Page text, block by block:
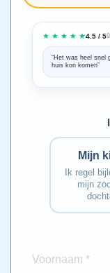
★ ★ ★ ★ ★4.5 / 5
“Het was heel snel
huis kon komen”
Mijn
Ik regel
mijn
Voornaam *